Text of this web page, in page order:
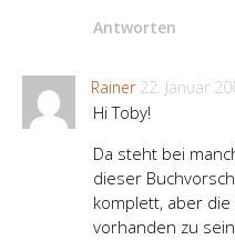
Antworten
Rainer 22. Januar
Hi Toby!
Da steht bei
dieser
komplett, aber
vorhanden zu